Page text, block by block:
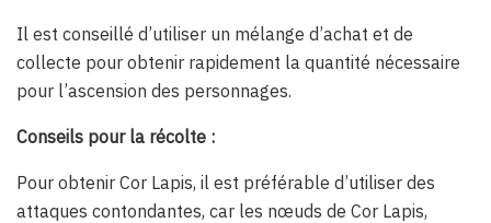
Il est conseillé d’utiliser un mélange d’achat et de
collecte pour obtenir rapidement la quantité nécessaire
pour l’ascension des personnages.
Conseils pour la récolte :
Pour obtenir Cor Lapis, il est préférable d’utiliser des
attaques contondantes, car les nœuds de Cor Lapis,